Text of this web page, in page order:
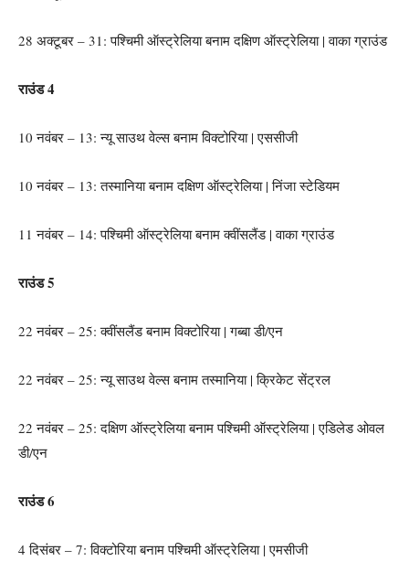
28 अक्टूबर – 31: पश्चिमी ऑस्ट्रेलिया बनाम दक्षिण ऑस्ट्रेलिया | वाका ग्राउंड
राउंड 4
10 नवंबर – 13: न्यू साउथ वेल्स बनाम विक्टोरिया | एससीजी
10 नवंबर – 13: तस्मानिया बनाम दक्षिण ऑस्ट्रेलिया | निंजा स्टेडियम
11 नवंबर – 14: पश्चिमी ऑस्ट्रेलिया बनाम क्वींसलैंड | वाका ग्राउंड
राउंड 5
22 नवंबर – 25: क्वींसलैंड बनाम विक्टोरिया | गब्बा डी/एन
22 नवंबर – 25: न्यू साउथ वेल्स बनाम तस्मानिया | क्रिकेट सेंट्रल
22 नवंबर – 25: दक्षिण ऑस्ट्रेलिया बनाम पश्चिमी ऑस्ट्रेलिया | एडिलेड ओवल
डी/एन
राउंड 6
4 दिसंबर – 7: विक्टोरिया बनाम पश्चिमी ऑस्ट्रेलिया | एमसीजी